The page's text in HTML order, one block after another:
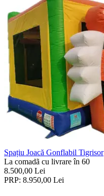
Spațiu Joacă Gonflabil Tigrisor
La comadã cu livrare în 60
8.500,00 Lei
PRP: 8.950,00 Lei